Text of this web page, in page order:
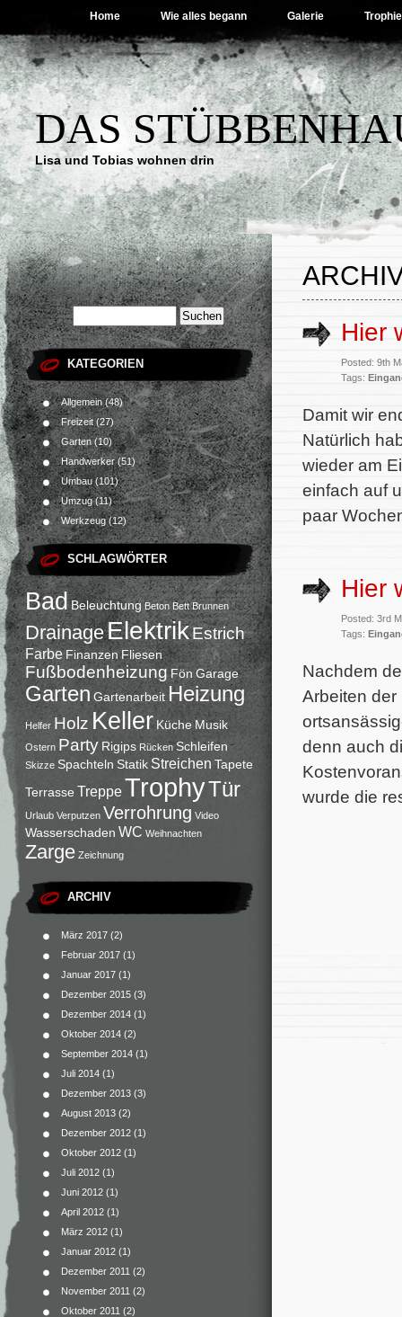
Home Wie alles begann Galerie
DAS
Lisa und Tobias wohnen drin
KATEGORIEN
Allgemein(48)
Freizeit (27)
Garten(10)
Handwerker(51)
Umbau(101)
Umzug(11)
Werkzeug(12)
SCHLAGWÖRTER
BadBeleuchtung Beton Bett Brunnen
DrainageElektrikEstrich
Farbe FinanzenFliesen
Fußbodenheizung Fön Garage
Garten Gartenarbeit Heizung
Helfer Holz Keller Küche Musik
Ostern Party Rigips Rücken Schleifen
Skizze Spachteln StatikStreichen Tapete
Terrasse TreppeTrophyTür
Urlaub Verputzen Verrohrung Video
Wasserschaden WC Weihnachten
Zarge Zeichnung
ARCHIV
März 2017 (2)
Februar 2017 (1)
Januar 2017 (1)
Dezember 2015 (3)
Dezember 2014 (1)
Oktober 2014 (2)
September 2014 (1)
Juli 2014 (1)
Dezember 2013 (3)
August 2013 (2)
Dezember 2012 (1)
Oktober 2012 (1)
Juli 2012 (1)
Juni 2012 (1)
April 2012 (1)
März 2012 (1)
Januar 2012 (1)
Dezember 2011 (2)
November 2011 (2)
Oktober 2011 (2)
Hier
Posted: 9th
Tags:
Damit wir
Natürlich
wieder am
einfach auf
paar
Hier
Posted: 3rd
Tags:
Nachdem
Arbeiten der
denn auch
wurde die